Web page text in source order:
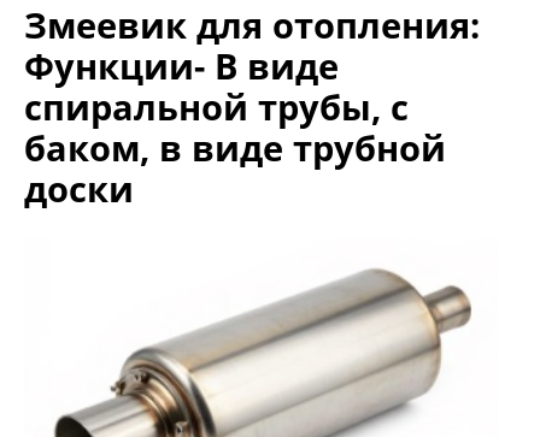
Змеевик для отопления:
Функции- В виде
спиральной трубы, с
баком, в виде трубной
доски